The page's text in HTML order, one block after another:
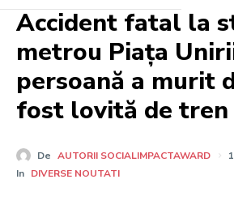
Accident fatal la
metrou Piața
persoană a murit
fost lovită de tren
De AUTORII SOCIALIMPACTAWARD
In DIVERSE NOUTATI